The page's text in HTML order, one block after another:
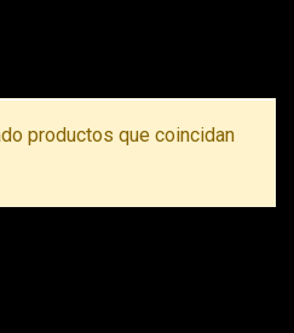
productos que coincidan